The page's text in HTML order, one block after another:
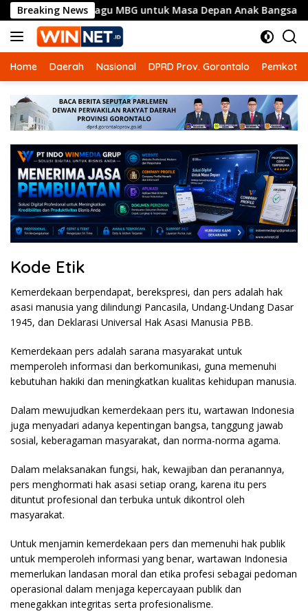
Langsung
ke
konten
Breaking News
Suarakan Lagu MBG untuk Masa Depan Anak Bangsa
Home Daerah Nasional DPRD Prov. Gorontalo Pemkot
Kode Etik
Kemerdekaan berpendapat, berekspresi, dan pers adalah hak
asasi manusia yang dilindungi Pancasila, Undang-Undang Dasar
1945, dan Deklarasi Universal Hak Asasi Manusia PBB.
Kemerdekaan pers adalah sarana masyarakat untuk
memperoleh informasi dan berkomunikasi, guna memenuhi
kebutuhan hakiki dan meningkatkan kualitas kehidupan manusia.
Dalam mewujudkan kemerdekaan pers itu, wartawan Indonesia
juga menyadari adanya kepentingan bangsa, tanggung jawab
sosial, keberagaman masyarakat, dan norma-norma agama.
Dalam melaksanakan fungsi, hak, kewajiban dan peranannya,
pers menghormati hak asasi setiap orang, karena itu pers
dituntut profesional dan terbuka untuk dikontrol oleh
masyarakat.
Untuk menjamin kemerdekaan pers dan memenuhi hak publik
untuk memperoleh informasi yang benar, wartawan Indonesia
memerlukan landasan moral dan etika profesi sebagai pedoman
operasional dalam menjaga kepercayaan publik dan
menegakkan integritas serta profesionalisme.